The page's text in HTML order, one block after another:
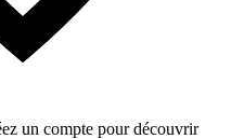
un compte pour découvrir